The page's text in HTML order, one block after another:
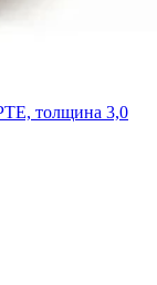
толщина 3,0